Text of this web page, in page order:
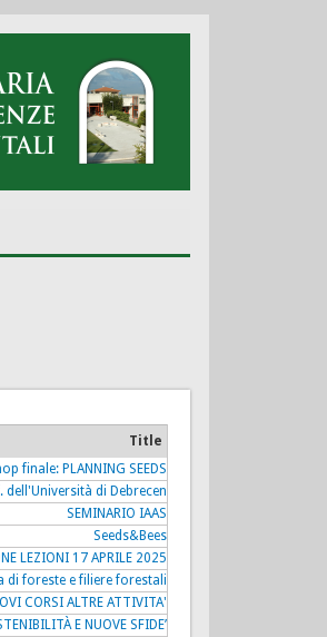
Title
finale: PLANNING SEEDS
dell'Università di Debrecen
SEMINARIO IAAS
Seeds&Bees
LEZIONI 17 APRILE 2025
di foreste e filiere forestali
CORSI ALTRE ATTIVITA'
E NUOVE SFIDE’